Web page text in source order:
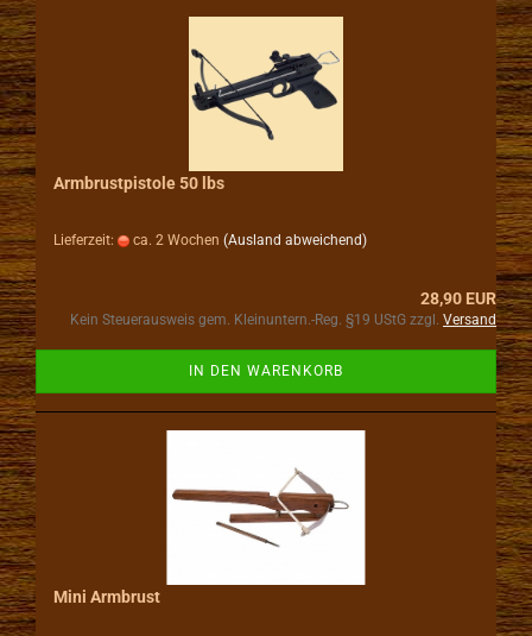
Armbrustpistole 50 lbs
Lieferzeit: ca. 2 Wochen (Ausland abweichend)
28,90 EUR
Kein Steuerausweis gem. Kleinuntern.-Reg. §19 UStG zzgl. Versand
IN DEN WARENKORB
Mini Armbrust